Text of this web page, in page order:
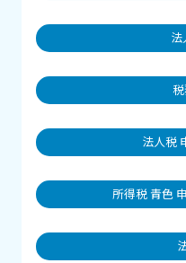
法
法人税
所得税 青色